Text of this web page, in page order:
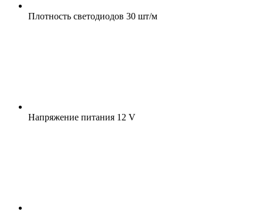
Плотность светодиодов 30 шт/м
Напряжение питания 12 V